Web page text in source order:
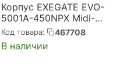
Корпус EXEGATE EVO-
5001A-450NPX Midi-
Tower, 450 Вт, с окном,
подсветка, 2xUSB 2.0,
1xUSB 3.0, чёрный
Код товара: 467708
В наличии